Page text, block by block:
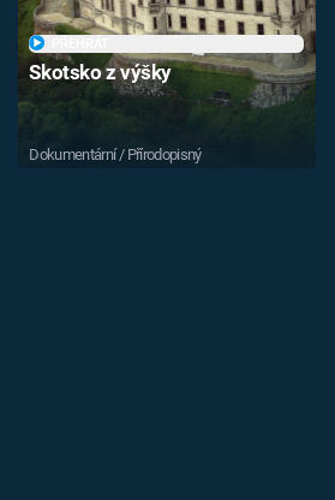
Skotsko z výšky
Dokumentární / Přírodopisný